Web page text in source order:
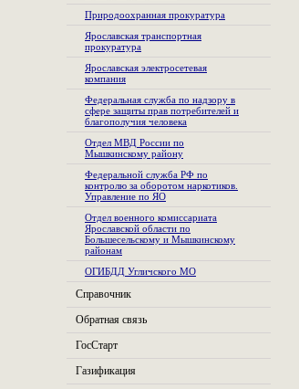
Природоохранная прокуратура
Ярославская транспортная
прокуратура
Ярославская электросетевая
компания
Федеральная служба по надзору в
сфере защиты прав потребителей и
благополучия человека
Отдел МВД России по
Мышкинскому району
Федеральной служба РФ по
контролю за оборотом наркотиков.
Управление по ЯО
Отдел военного комиссариата
Ярославской области по
Большесельскому и Мышкинскому
районам
ОГИБДД Угличского МО
Справочник
Обратная связь
ГосСтарт
Газификация